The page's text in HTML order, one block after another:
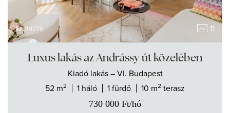
ID: 24775 11
Luxus lakás az Andrássy út közelében
Kiadó lakás – VI. Budapest
52 m2 1 háló 1 fürdő 10 m2 terasz
730 000 Ft/hó